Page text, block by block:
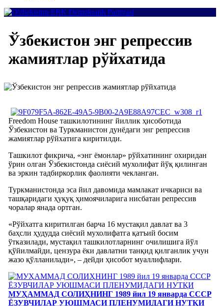
Ўзбекистон энг репрессив
жамиятлар рўйхатида
Freedom House ташкилотининг йиллик ҳисоботида
Ўзбекистон ва Туркманистон дунёдаги энг репрессив
жамиятлар рўйхатига киритилди.
Ташкилот фикрича, «энг ёмонлар» рўйхатининг охиридан
ўрин олган Ўзбекистонда сиёсий мухолифат йўқ қилинган
ва эркин тадбиркорлик фаолияти чекланган.
Туркманистонда эса йил давомида мамлакат ичкариси ва
ташқаридаги ҳуқуқ ҳимоячиларига нисбатан репрессив
чоралар янада ортган.
«Рўйхатга киритилган барча 16 мустақил давлат ва 3
баҳсли ҳудудда сиёсий мухолифатга қатъий босим
ўтказилади, мустақил ташкилотларнинг очилишига йўл
қўйилмайди, цензура ёки давлатни танқид қилганлик учун
жазо қўлланилади», – дейди ҳисобот муаллифлари.
МУҲАММАД СОЛИҲНИНГ 1989 йил 19 январда СССР
ЁЗУВЧИЛАР УЮШМАСИ ПЛЕНУМИДАГИ НУТҚИ